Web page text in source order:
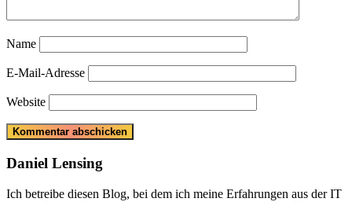
Name
E-Mail-Adresse
Website
Daniel Lensing
Ich betreibe diesen Blog, bei dem ich meine Erfahrungen aus der IT